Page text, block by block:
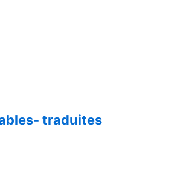
traduites